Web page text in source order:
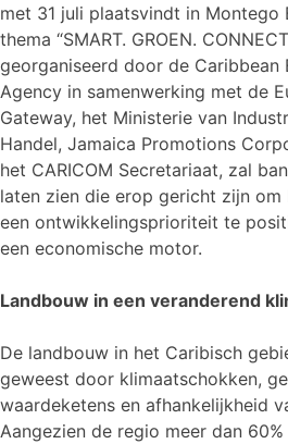
met 31 juli plaatsvindt in Montego
thema “SMART. GROEN.
georganiseerd door de Caribbean
Agency in samenwerking met de
Gateway, het Ministerie van
Handel, Jamaica Promotions
het CARICOM Secretariaat, zal
laten zien die erop gericht zijn
een ontwikkelingsprioriteit te
een economische motor.
Landbouw in een veranderend
De landbouw in het Caribisch
geweest door klimaatschokken,
waardeketens en afhankelijkheid
Aangezien de regio meer dan